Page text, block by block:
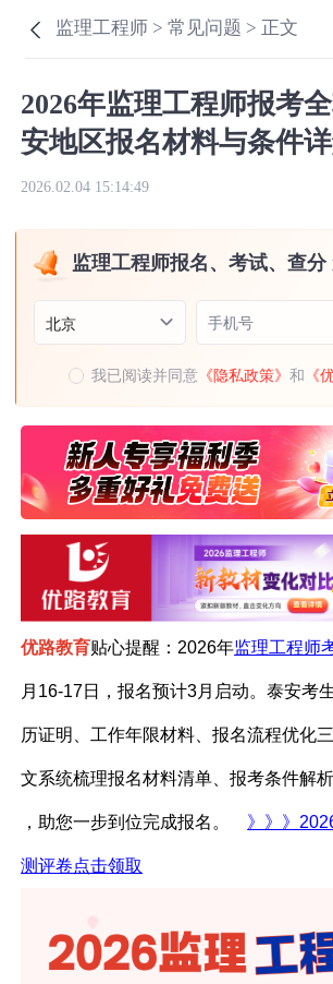
监理工程师 >常见问题 > 正文
2026年监理工程师报考
安地区报名材料与条件
2026.02.04 15:14:49
监理工程师报名、考试、查
北京 手机号
我已阅读并同意 《隐私政策》和 《
优路教育贴心提醒：2026年监理工程师
月16-17日，报名预计3月启动。泰安考
历证明、工作年限材料、报名流程优化
文系统梳理报名材料清单、报考条件解
，助您一步到位完成报名。 》》》
测评卷点击领取